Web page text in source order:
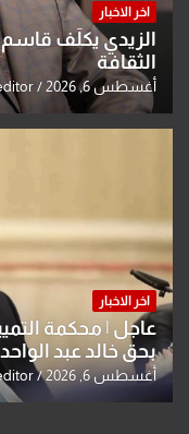
اخر الاخبار
الزيدي يكلّف قاسم
الثقافة
أغسطس 6, 2026
اخر الاخبار
عاجل | محكمة
بحق خالد عبد
أغسطس 6, 2026